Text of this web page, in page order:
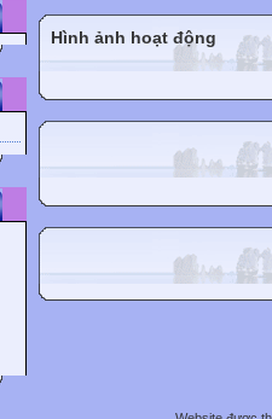
Hình ảnh hoạt động